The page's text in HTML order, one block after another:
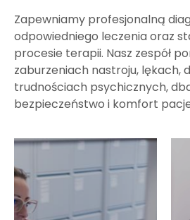
Zapewniamy profesjonalną
odpowiedniego leczenia oraz
procesie terapii. Nasz zespół
zaburzeniach nastroju, lękach,
trudnościach psychicznych,
bezpieczeństwo i komfort